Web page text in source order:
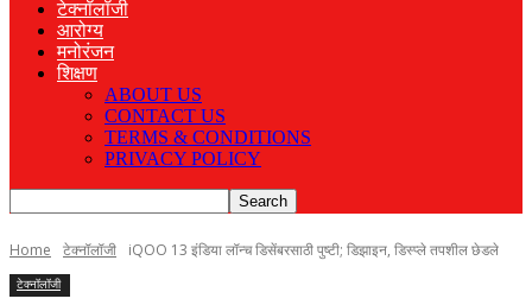
टेक्नॉलॉजी
आरोग्य
मनोरंजन
शिक्षण
ABOUT US
CONTACT US
TERMS & CONDITIONS
PRIVACY POLICY
Home टेक्नॉलॉजी iQOO 13 इंडिया लॉन्च डिसेंबरसाठी पुष्टी; डिझाइन, डिस्प्ले तपशील छेडले
टेक्नॉलॉजी